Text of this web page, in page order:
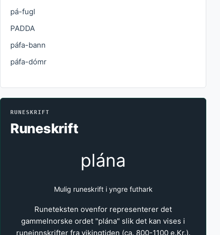
pá-fugl
PADDA
páfa-bann
páfa-dómr
RUNESKRIFT
Runeskrift
plána
Mulig runeskrift i yngre futhark
Runeteksten ovenfor representerer det
gammelnorske ordet "plána" slik det kan vises i
runeinnskrifter fra vikingtiden (ca. 800-1100 e.Kr.).